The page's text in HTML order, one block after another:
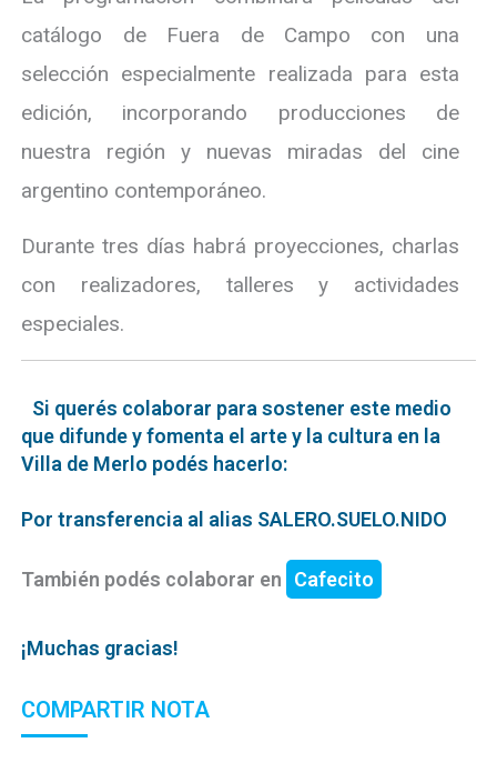
catálogo de Fuera de Campo con una
selección especialmente realizada para esta
edición, incorporando producciones de
nuestra región y nuevas miradas del cine
argentino contemporáneo.
Durante tres días habrá proyecciones, charlas
con realizadores, talleres y actividades
especiales.
Si querés colaborar para sostener este medio
que difunde y fomenta el arte y la cultura en la
Villa de Merlo podés hacerlo:
Por transferencia al alias SALERO.SUELO.NIDO
También podés colaborar en Cafecito
¡Muchas gracias!
COMPARTIR NOTA